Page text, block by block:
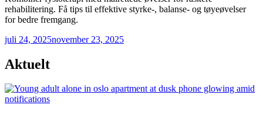
rehabilitering. Få tips til effektive styrke-, balanse- og tøyeøvelser
for bedre fremgang.
juli 24, 2025november 23, 2025
Aktuelt